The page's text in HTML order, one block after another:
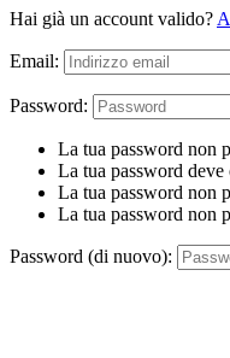
Hai già un account valido?
Email:
Password:
La tua password non
La tua password deve
La tua password non
La tua password non
Password (di nuovo):